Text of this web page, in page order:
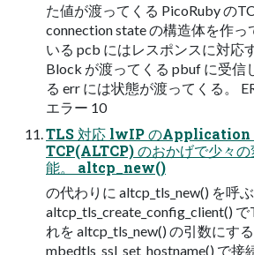
た値が渡ってくる PicoRuby の
connection state の構造体を作っ
いる pcb にはレスポンスに対応
Block が渡ってくる pbuf に受信
る err には状態が渡ってくる。
エラー 10
TLS 対応 lwIP の
TCP(ALTCP) のおかげで少々
能。 altcp_new()
の代わりに altcp_tls_new() を呼ぶ
altcp_tls_create_config_client()
れを altcp_tls_new() の引数にする
mbedtls_ssl_set_hostname() で